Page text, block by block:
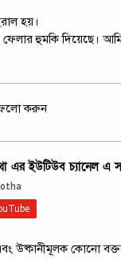
হয়।
হুমকি দিয়েছে।
করুন
ইউটিউব চ্যানেল এ
এবং উষ্কানীমূলক কোনো